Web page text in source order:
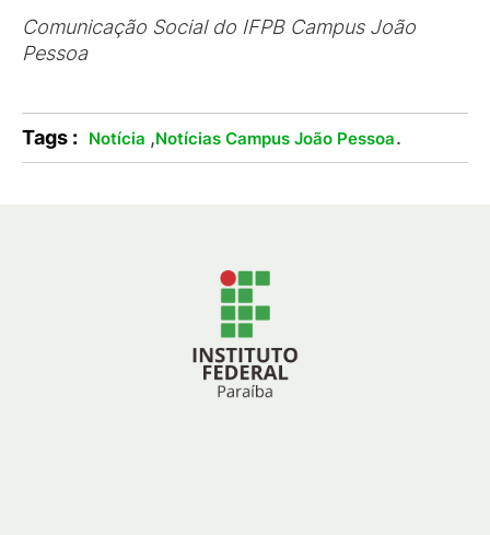
Comunicação Social do IFPB Campus João
Pessoa
Tags : Notícia ,Notícias Campus João Pessoa.